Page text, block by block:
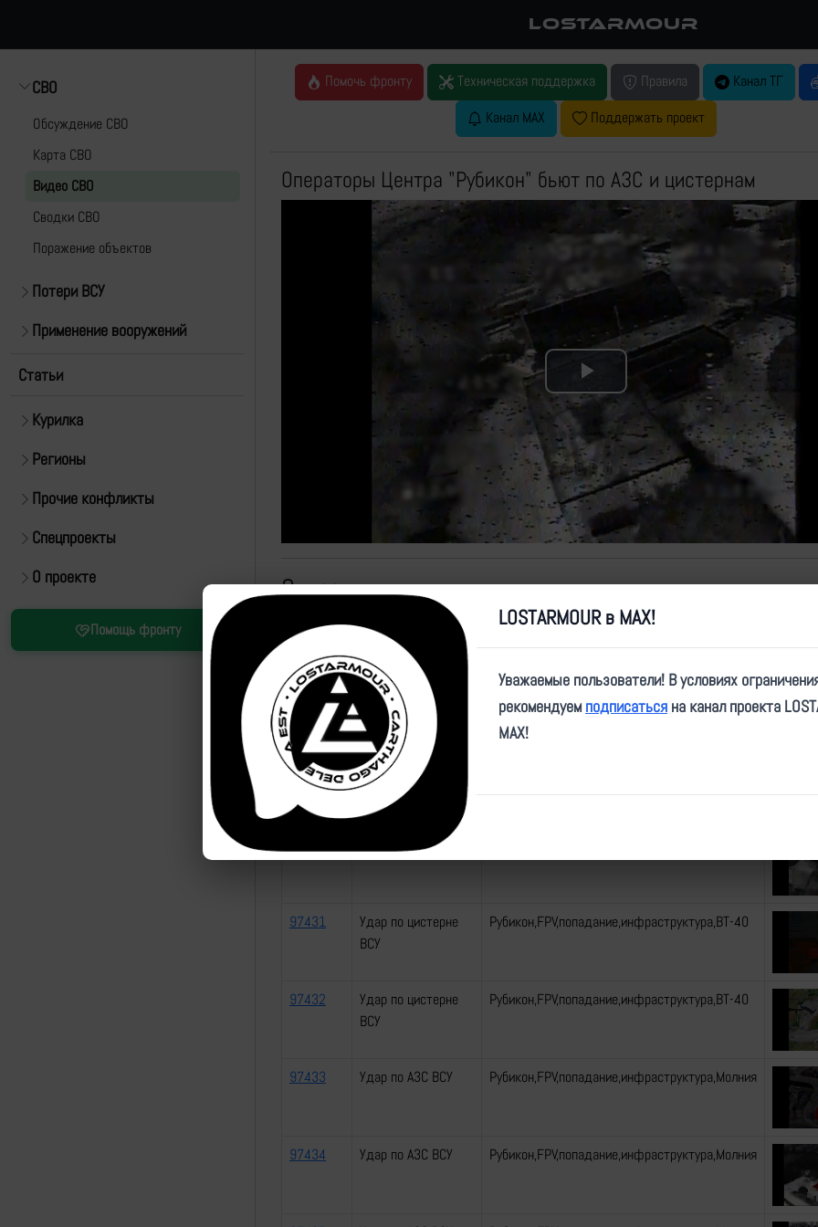
LOSTARMOUR
СВО
Обсуждение СВО
Карта СВО
Видео СВО
Cводки СВО
Поражение объектов
Потери ВСУ
Применение вооружений
Статьи
Курилка
Регионы
Прочие конфликты
Спецпроекты
О проекте
Помощь фронту
Помочь фронту Техническая поддержка Правила Канал ТГ
Канал MAX
Поддержать проект
Операторы Центра "Рубикон" бьют по АЗС и цистернам
Play
Video
Эпизоды
id
эпизода
название теги
97428 Удар по АЗС ВСУ Рубикон,FPV,попадание,инфраструктура,Молния
97429 Удар по АЗС ВСУ
Удар по АЗС ВСУ
97431
Удар по цистерне
ВСУ
Рубикон,FPV,попадание,инфраструктура,ВТ-40
97432
Удар по цистерне
ВСУ
Рубикон,FPV,попадание,инфраструктура,ВТ-40
97433 Удар по АЗС ВСУ Рубикон,FPV,попадание,инфраструктура,Молния
97434 Удар по АЗС ВСУ Рубикон,FPV,попадание,инфраструктура,Молния
LOSTARMOUR в MAX!
Уважаемые пользователи! В условиях
рекомендуем подписаться на канал проекта
MAX!